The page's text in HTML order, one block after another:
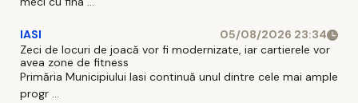
IASI
05/08/2026 23:34
Zeci de locuri de joacă vor fi modernizate, iar cartierele vor
avea zone de fitness
Primăria Municipiului Iasi continuă unul dintre cele mai ample
progr ...